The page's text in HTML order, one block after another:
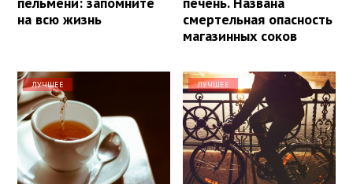
на всю жизнь
смертельная опасность
магазинных соков
ЛУЧШЕЕ ЛУЧШЕЕ